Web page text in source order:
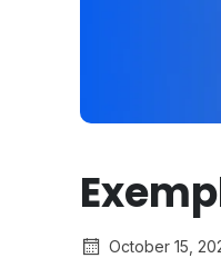
October 15,